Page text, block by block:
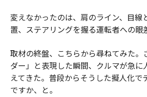
変えなかったのは、肩のライン、目線
置、ステアリングを握る運転者への眼
取材の終盤、こちらから尋ねてみた。
ダー」と表現した瞬間、クルマが急に
えてきた。普段からそうした擬人化で
ですか、と。